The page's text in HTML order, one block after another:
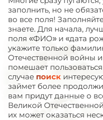
заполнить, но не
во все поля!
знаете. Для начала,
поля «ФИО» и «дата
укажите только
Отечественной войны
помешает
случае поиск
займет более
вам придут данные о
Великой
их может оказаться